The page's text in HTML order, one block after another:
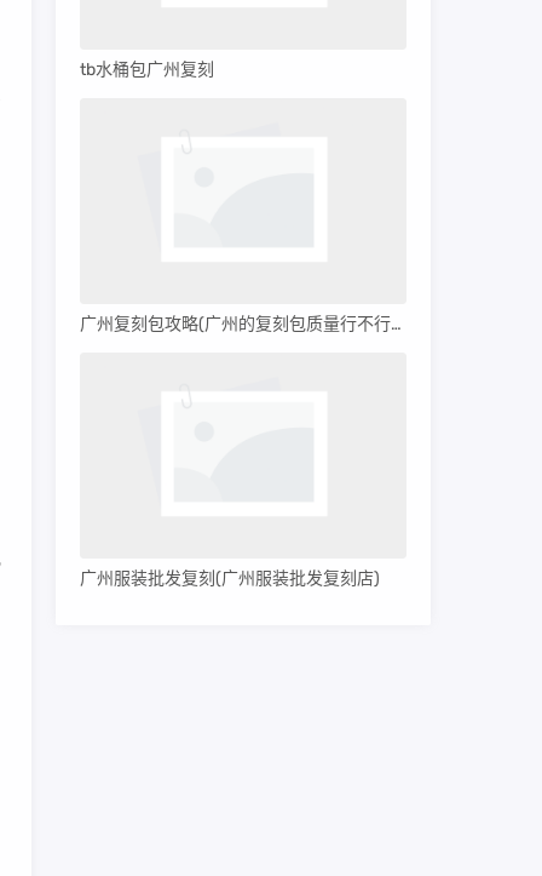
tb水桶包广州复刻
广州复刻包攻略(广州的复刻包质量行不行呀)
广州服装批发复刻(广州服装批发复刻店)